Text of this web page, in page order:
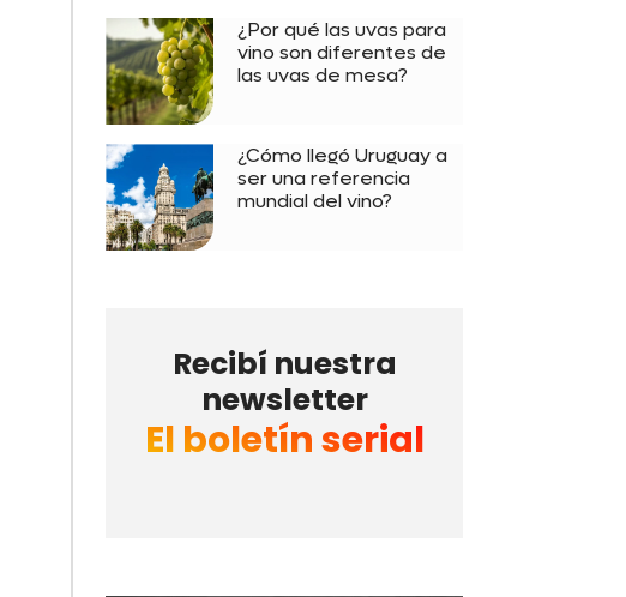
¿Por qué las uvas para
vino son diferentes de
las uvas de mesa?
¿Cómo llegó Uruguay a
ser una referencia
mundial del vino?
Recibí nuestra
newsletter
El boletín serial